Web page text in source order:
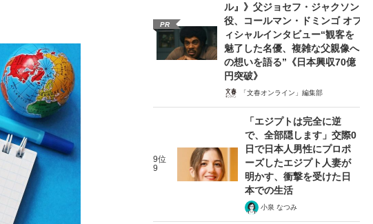
PR
ル』》父ジョセフ・ジャクソン
役、コールマン・ドミンゴ オフ
ィシャルインタビュー“観客を
魅了した名優、複雑な父親像へ
の想いを語る”《日本興収70億
円突破》
「文春オンライン」編集部
9位
9
「エジプトは完全に逆
で、全部隠します」交際0
日で日本人男性にプロポ
ーズしたエジプト人妻が
明かす、衝撃を受けた日
本での生活
小泉 なつみ